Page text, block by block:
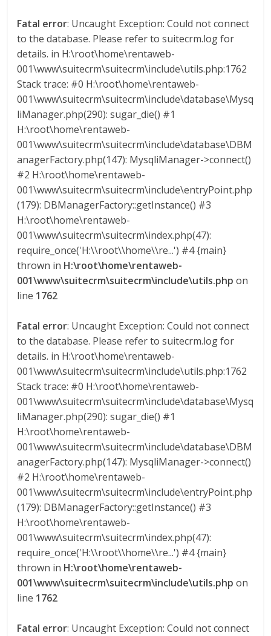
Fatal error: Uncaught Exception: Could not connect
to the database. Please refer to suitecrm.log for
details. in H:\root\home\rentaweb-
001\www\suitecrm\suitecrm\include\utils.php:1762
Stack trace: #0 H:\root\home\rentaweb-
001\www\suitecrm\suitecrm\include\database\Mysq
liManager.php(290): sugar_die() #1
H:\root\home\rentaweb-
001\www\suitecrm\suitecrm\include\database\DBM
anagerFactory.php(147): MysqliManager->connect()
#2 H:\root\home\rentaweb-
001\www\suitecrm\suitecrm\include\entryPoint.php
(179): DBManagerFactory::getInstance() #3
H:\root\home\rentaweb-
001\www\suitecrm\suitecrm\index.php(47):
require_once('H:\\root\\home\\re...') #4 {main}
thrown in H:\root\home\rentaweb-
001\www\suitecrm\suitecrm\include\utils.php on
line 1762
Fatal error: Uncaught Exception: Could not connect
to the database. Please refer to suitecrm.log for
details. in H:\root\home\rentaweb-
001\www\suitecrm\suitecrm\include\utils.php:1762
Stack trace: #0 H:\root\home\rentaweb-
001\www\suitecrm\suitecrm\include\database\Mysq
liManager.php(290): sugar_die() #1
H:\root\home\rentaweb-
001\www\suitecrm\suitecrm\include\database\DBM
anagerFactory.php(147): MysqliManager->connect()
#2 H:\root\home\rentaweb-
001\www\suitecrm\suitecrm\include\entryPoint.php
(179): DBManagerFactory::getInstance() #3
H:\root\home\rentaweb-
001\www\suitecrm\suitecrm\index.php(47):
require_once('H:\\root\\home\\re...') #4 {main}
thrown in H:\root\home\rentaweb-
001\www\suitecrm\suitecrm\include\utils.php on
line 1762
Fatal error: Uncaught Exception: Could not connect